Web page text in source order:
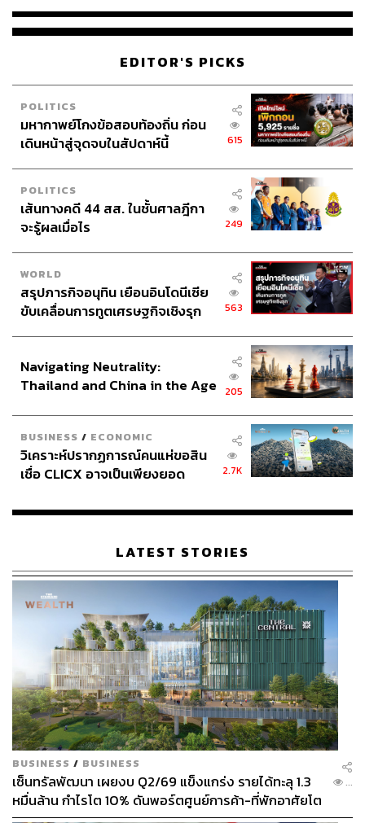
EDITOR'S PICKS
POLITICS
มหากาพย์โกงข้อสอบท้องถิ่น ก่อน
เดินหน้าสู่จุดจบในสัปดาห์นี้
615
POLITICS
เส้นทางคดี 44 สส. ในชั้นศาลฎีกา
จะรู้ผลเมื่อไร
249
WORLD
สรุปภารกิจอนุทิน เยือนอินโดนีเซีย
ขับเคลื่อนการทูตเศรษฐกิจเชิงรุก
563
Navigating Neutrality:
Thailand and China in the Age
205
BUSINESS / ECONOMIC
วิเคราะห์ปรากฏการณ์คนแห่ขอสิน
เชื่อ CLICX อาจเป็นเพียงยอด
เรือนไทยที่ถูกซุกไว้
2.7K
LATEST STORIES
BUSINESS / BUSINESS
เซ็นทรัลพัฒนา เผยงบ Q2/69 แข็งแกร่ง รายได้ทะลุ 1.3
หมื่นล้าน กำไรโต 10% ดันพอร์ตศูนย์การค้า-ที่พักอาศัยโต
...